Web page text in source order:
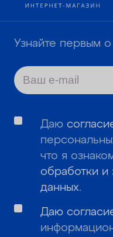
КОНТАКТЫ
Узнайте первым
Даю
что я
обработки и
данных.
Даю